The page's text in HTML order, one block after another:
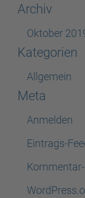
Archiv
Oktober
Kategorien
Allgemein
Meta
Anmelden
Eintrags-